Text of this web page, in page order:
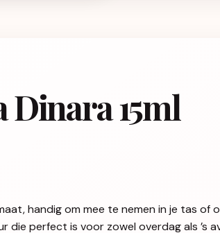
Dinara 15ml
handig om mee te nemen in je tas of
die perfect is voor zowel overdag als ’s